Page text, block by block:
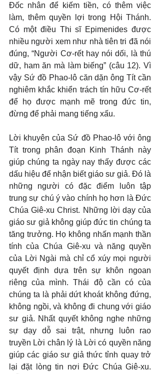
Đốc nhân để kiếm tiền, có thêm việc
làm, thêm quyền lợi trong Hội Thánh.
Có một điều Thi sĩ Epimenides được
nhiều người xem như nhà tiên tri đã nói
đúng, “Người Cơ-rết hay nói dối, là thú
dữ, ham ăn mà làm biếng” (câu 12). Vì
vậy Sứ đồ Phao-lô căn dặn ông Tít cần
nghiêm khắc khiển trách tín hữu Cơ-rết
để họ được mạnh mẽ trong đức tin,
đừng để phải mang tiếng xấu.
Lời khuyên của Sứ đồ Phao-lô với ông
Tít trong phân đoạn Kinh Thánh này
giúp chúng ta ngày nay thấy được các
dấu hiệu để nhận biết giáo sư giả. Đó là
những người có đặc điểm luôn tập
trung sự chú ý vào chính họ hơn là Đức
Chúa Giê-xu Christ. Những lời dạy của
giáo sư giả không giúp đức tin chúng ta
tăng trưởng. Họ không nhấn mạnh thần
tính của Chúa Giê-xu và năng quyền
của Lời Ngài mà chỉ cổ xúy mọi người
quyết định dựa trên sự khôn ngoan
riêng của mình. Thái độ cần có của
chúng ta là phải dứt khoát không đứng,
không ngồi, và không đi chung với giáo
sư giả. Nhất quyết không nghe những
sự dạy dỗ sai trật, nhưng luôn rao
truyền Lời chân lý là Lời có quyền năng
giúp các giáo sư giả thức tỉnh quay trở
lại đặt lòng tin nơi Đức Chúa Giê-xu.